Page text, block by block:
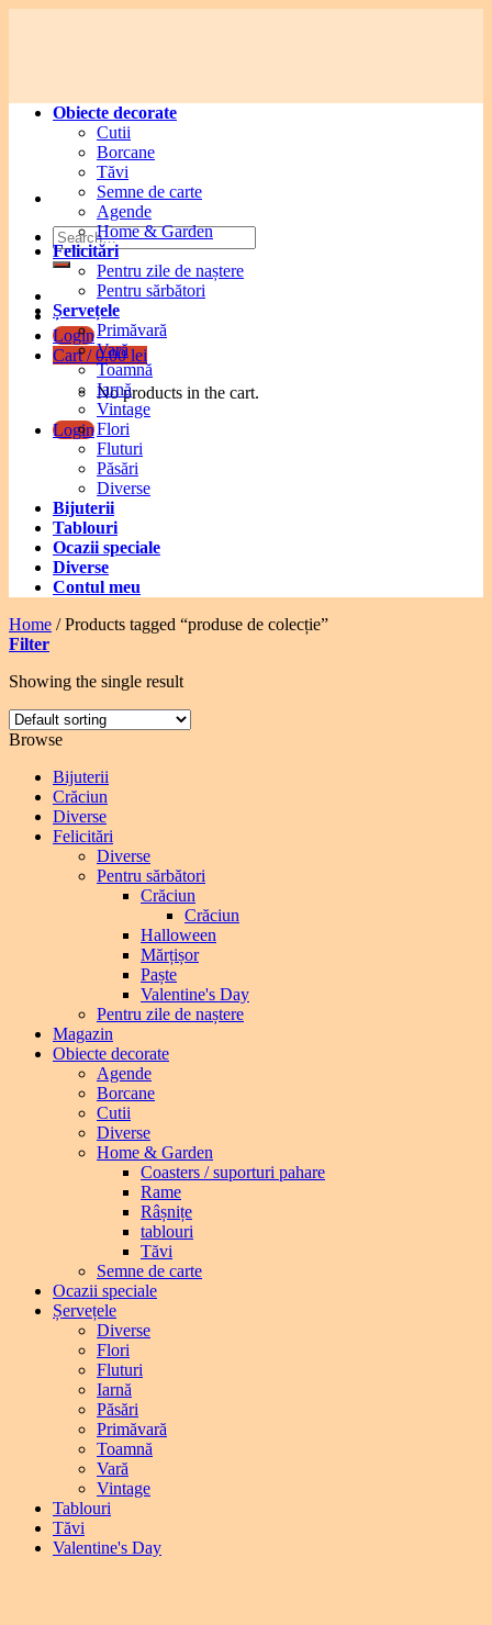
Search
for:
Login
Cart /0.00lei
No products in the cart.
Login
Obiecte decorate
Cutii
Borcane
Tăvi
Semne de carte
Agende
Home & Garden
Felicitări
Pentru zile de naștere
Pentru sărbători
Șervețele
Primăvară
Vară
Toamnă
Iarnă
Vintage
Flori
Fluturi
Păsări
Diverse
Bijuterii
Tablouri
Ocazii speciale
Diverse
Contul meu
Home /Products tagged “produse de colecție”
Filter
Showing the single result
Browse
Bijuterii
Crăciun
Diverse
Felicitări
Diverse
Pentru sărbători
Crăciun
Crăciun
Halloween
Mărțișor
Paște
Valentine's Day
Pentru zile de naștere
Magazin
Obiecte decorate
Agende
Borcane
Cutii
Diverse
Home & Garden
Coasters / suporturi pahare
Rame
Râșnițe
tablouri
Tăvi
Semne de carte
Ocazii speciale
Șervețele
Diverse
Flori
Fluturi
Iarnă
Păsări
Primăvară
Toamnă
Vară
Vintage
Tablouri
Tăvi
Valentine's Day